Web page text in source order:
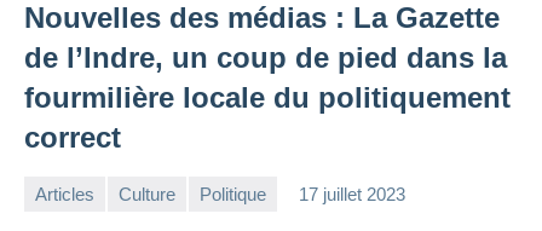
Nouvelles des médias : La Gazette
de l’Indre, un coup de pied dans la
fourmilière locale du politiquement
correct
Articles Culture Politique 17 juillet 2023